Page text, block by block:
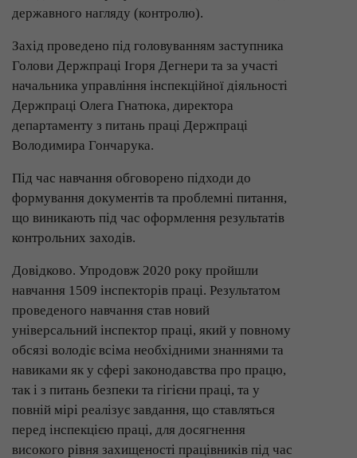
державного нагляду (контролю).
Захід проведено під головуванням заступника
Голови Держпраці Ігоря Дегнери та за участі
начальника управління інспекційної діяльності
Держпраці Олега Гнатюка, директора
департаменту з питань праці Держпраці
Володимира Гончарука.
Під час навчання обговорено підходи до
формування документів та проблемні питання,
що виникають під час оформлення результатів
контрольних заходів.
Довідково. Упродовж 2020 року пройшли
навчання 1509 інспекторів праці. Результатом
проведеного навчання став новий
універсальний інспектор праці, який у повному
обсязі володіє всіма необхідними знаннями та
навиками як у сфері законодавства про працю,
так і з питань безпеки та гігієни праці, та у
повній мірі реалізує завдання, що ставляться
перед інспекцією праці, для досягнення
високого рівня захищеності працівників під час